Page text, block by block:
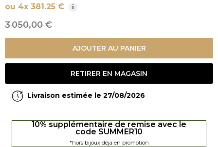
ou 4x 381.25 € i
3 050,00 €
AJOUTER AU PANIER
RETIRER EN MAGASIN
Livraison estimée le 27/08/2026
10% supplémentaire de remise avec le
code SUMMER10
*hors bijoux déja en promotion